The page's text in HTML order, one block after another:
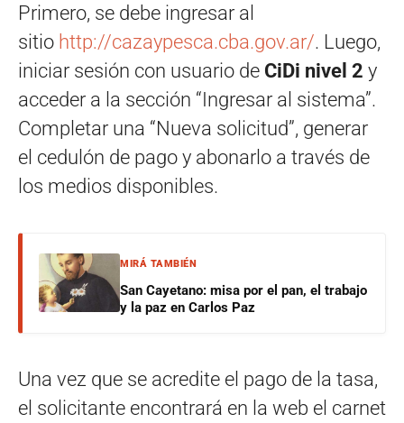
Primero, se debe ingresar al
sitio http://cazaypesca.cba.gov.ar/. Luego,
iniciar sesión con usuario de CiDi nivel 2 y
acceder a la sección “Ingresar al sistema”.
Completar una “Nueva solicitud”, generar
el cedulón de pago y abonarlo a través de
los medios disponibles.
MIRÁ TAMBIÉN
San Cayetano: misa por el pan, el trabajo
y la paz en Carlos Paz
Una vez que se acredite el pago de la tasa,
el solicitante encontrará en la web el carnet